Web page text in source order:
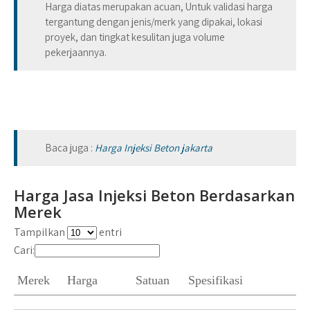
Harga diatas merupakan acuan, Untuk validasi harga
tergantung dengan jenis/merk yang dipakai, lokasi
proyek, dan tingkat kesulitan juga volume
pekerjaannya.
Baca juga : Harga Injeksi Beton jakarta
Harga Jasa Injeksi Beton Berdasarkan
Merek
Tampilkan
entri
Cari:
Merek Harga Satuan Spesifikasi